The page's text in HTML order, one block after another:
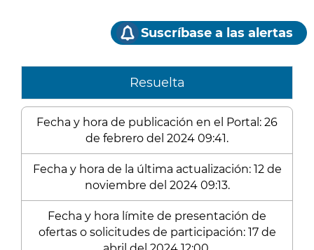
Suscríbase a las alertas
Resuelta
Fecha y hora de publicación en el Portal: 26
de febrero del 2024 09:41.
Fecha y hora de la última actualización: 12 de
noviembre del 2024 09:13.
Fecha y hora límite de presentación de
ofertas o solicitudes de participación: 17 de